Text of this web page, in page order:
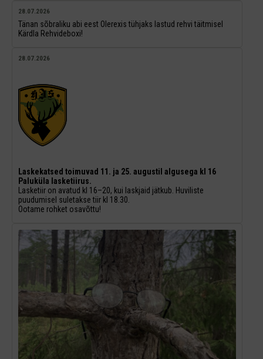
28.07.2026
Tänan sõbraliku abi eest Olerexis tühjaks lastud rehvi täitmisel
Kärdla Rehvideboxi!
28.07.2026
Laskekatsed toimuvad 11. ja 25. augustil algusega kl 16
Paluküla lasketiirus.
Lasketiir on avatud kl 16–20, kui laskjaid jätkub. Huviliste
puudumisel suletakse tiir kl 18.30.
Ootame rohket osavõttu!